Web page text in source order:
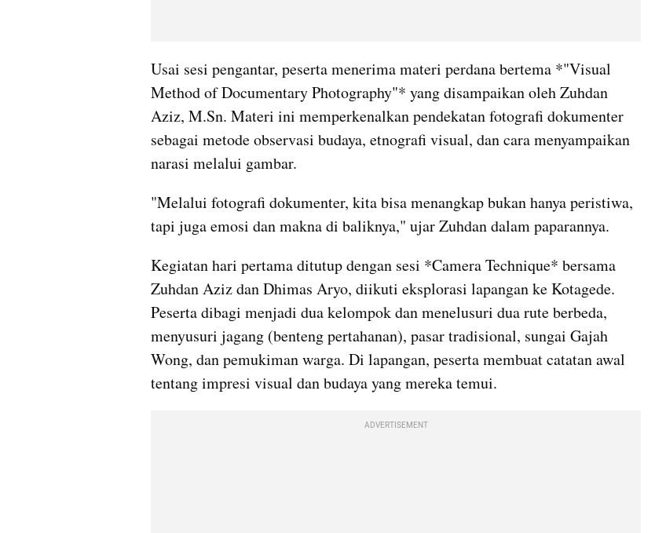
Usai sesi pengantar, peserta menerima materi perdana bertema *"Visual
Method of Documentary Photography"* yang disampaikan oleh Zuhdan
Aziz, M.Sn. Materi ini memperkenalkan pendekatan fotografi dokumenter
sebagai metode observasi budaya, etnografi visual, dan cara menyampaikan
narasi melalui gambar.
"Melalui fotografi dokumenter, kita bisa menangkap bukan hanya peristiwa,
tapi juga emosi dan makna di baliknya," ujar Zuhdan dalam paparannya.
Kegiatan hari pertama ditutup dengan sesi *Camera Technique* bersama
Zuhdan Aziz dan Dhimas Aryo, diikuti eksplorasi lapangan ke Kotagede.
Peserta dibagi menjadi dua kelompok dan menelusuri dua rute berbeda,
menyusuri jagang (benteng pertahanan), pasar tradisional, sungai Gajah
Wong, dan pemukiman warga. Di lapangan, peserta membuat catatan awal
tentang impresi visual dan budaya yang mereka temui.
ADVERTISEMENT